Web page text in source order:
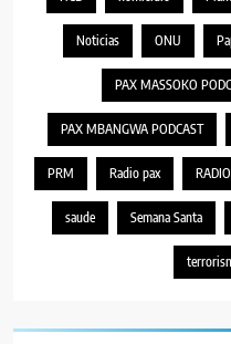
Noticias ONU
PAX MASSOKO
PAX MBANGWA PODCAST
PRM Radio pax
saude Semana Santa